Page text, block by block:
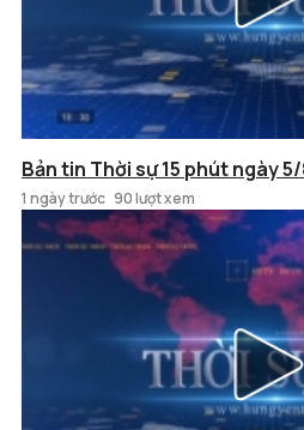
Bản tin Thời sự 15 phút ngày
1 ngày trước 90 lượt xem